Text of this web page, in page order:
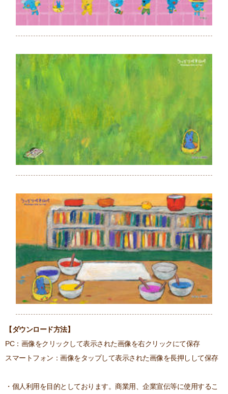
【ダウンロード方法】
PC：画像をクリックして表示された画像を右クリックにて保存
スマートフォン：画像をタップして表示された画像を長押しして保存
・個人利用を目的としております。商業用、企業宣伝等に使用するこ